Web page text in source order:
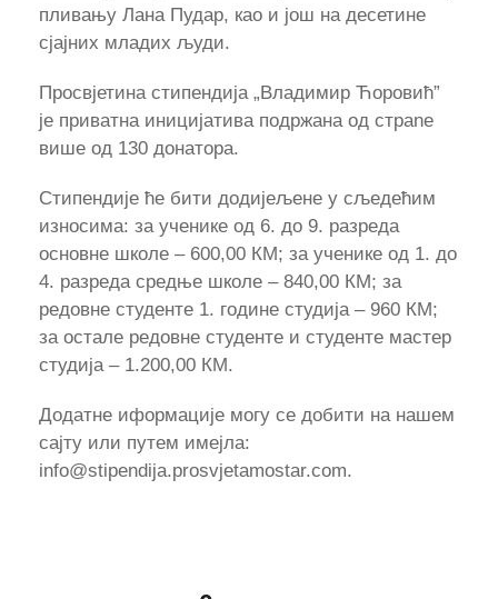
пливању Лана Пудар, као и још на десетине
сјаjних младих људи.
Просвјетина стипендија „Владимир Ћоровић”
је приватна иницијатива подржана од страnе
више од 130 донатора.
Стипендије ће бити додијељене у сљедећим
износима: за ученике од 6. до 9. разреда
основне школе – 600,00 КМ; за ученике од 1. до
4. разреда средње школе – 840,00 КМ; за
редовне студенте 1. године студија – 960 КМ;
за остале редовне студенте и студенте мастер
студија – 1.200,00 КМ.
Додатне иформације могу се добити на нашем
сајту или путем имејла:
info@stipendija.prosvjetamostar.com.